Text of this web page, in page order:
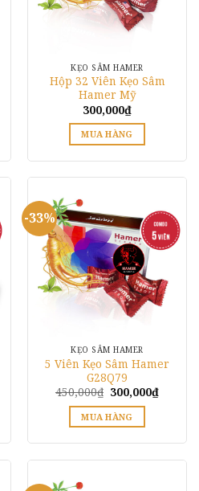
KẸO SÂM HAMER
Hộp 32 Viên Kẹo Sâm
Hamer Mỹ
300,000₫
MUA HÀNG
nhiều
biến
thể.
Các
tùy
chọn
được
chọn
trên
trang
sản
phẩm
-33%
KẸO SÂM HAMER
5 Viên Kẹo Sâm Hamer
G28Q79
450,000₫ Giá
là:
450,000₫.
300,000₫Giá
MUA HÀNG